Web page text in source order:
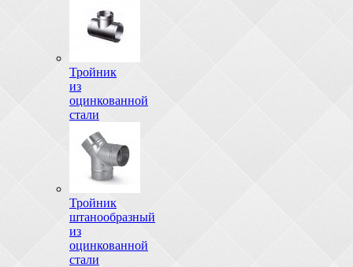
Тройник
из
оцинкованной
стали
Тройник
штанообразный
из
оцинкованной
стали